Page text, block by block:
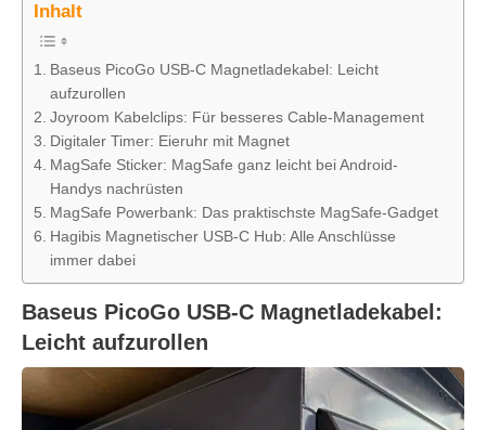
Inhalt
Baseus PicoGo USB-C Magnetladekabel: Leicht
aufzurollen
Joyroom Kabelclips: Für besseres Cable-Management
Digitaler Timer: Eieruhr mit Magnet
MagSafe Sticker: MagSafe ganz leicht bei Android-
Handys nachrüsten
MagSafe Powerbank: Das praktischste MagSafe-Gadget
Hagibis Magnetischer USB-C Hub: Alle Anschlüsse
immer dabei
Baseus PicoGo USB-C Magnetladekabel:
Leicht aufzurollen